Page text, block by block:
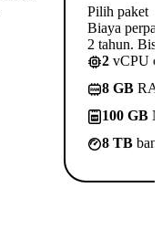
Pilih paket
Biaya
2 tahun.
2 vCPU
8 GB
100 GB
8 TB